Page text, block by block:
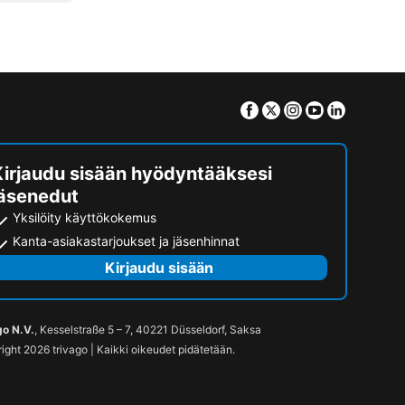
Facebook
TwitterInstagram
Youtube
sisään hyödyntääksesi
Yksilöity käyttökokemus
Kanta-asiakastarjoukset ja jäsenhinnat
Kirjaudu sisään
N.V., Kesselstraße 5 – 7, 40221 Düsseldorf, Saksa
2026 trivago | Kaikki oikeudet pidätetään.